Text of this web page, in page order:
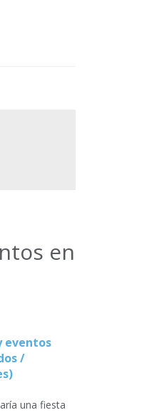
en
eventos
/
una fiesta